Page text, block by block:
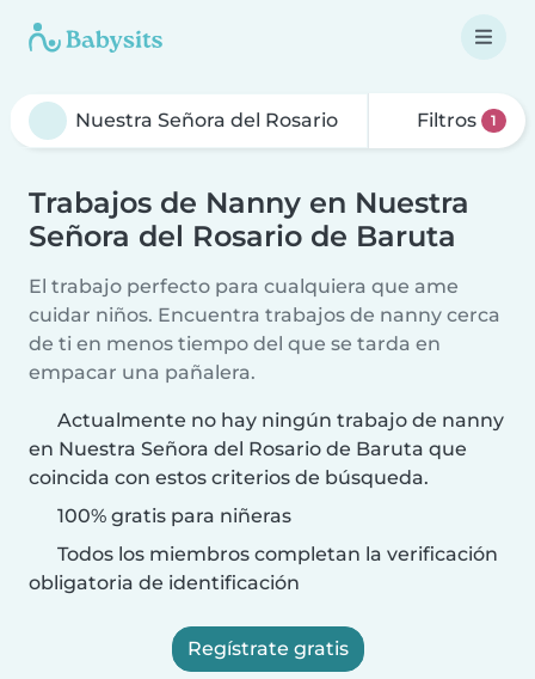
Filtros 1
Trabajos de Nanny en Nuestra
Señora del Rosario de Baruta
El trabajo perfecto para cualquiera que ame
cuidar niños. Encuentra trabajos de nanny cerca
de ti en menos tiempo del que se tarda en
empacar una pañalera.
Actualmente no hay ningún trabajo de nanny
en Nuestra Señora del Rosario de Baruta que
coincida con estos criterios de búsqueda.
100% gratis para niñeras
Todos los miembros completan la verificación
obligatoria de identificación
Regístrate gratis